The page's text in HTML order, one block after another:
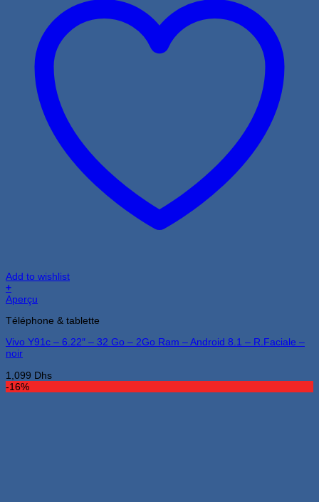
Add to wishlist
+
Aperçu
Téléphone & tablette
Vivo Y91c – 6.22″ – 32 Go – 2Go Ram – Android 8.1 – R.Faciale –
noir
1,099 Dhs
-16%